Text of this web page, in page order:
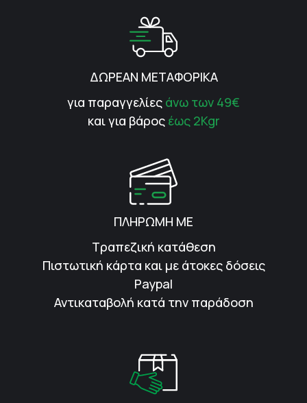
ΔΩΡΕΑΝ ΜΕΤΑΦΟΡΙΚΑ
για παραγγελίες άνω των 49€
και για βάρος έως 2Kgr
ΠΛΗΡΩΜΗ ΜΕ
Τραπεζική κατάθεση
Πιστωτική κάρτα και με άτοκες δόσεις
Paypal
Αντικαταβολή κατά την παράδοση